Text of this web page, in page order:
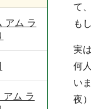
て
も
実
何
い
夜
ム ラ
ム ラ